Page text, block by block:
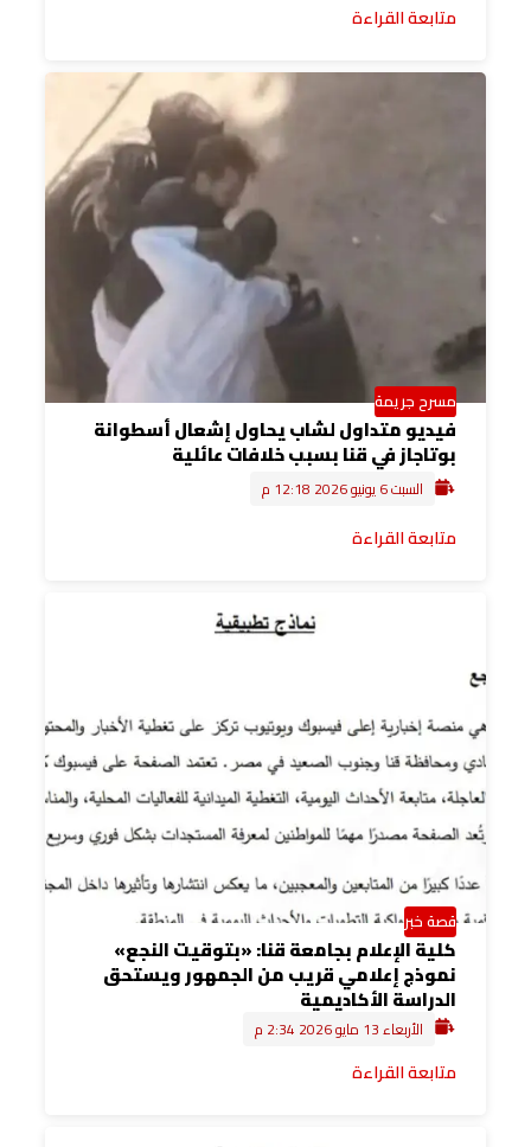
متابعة القراءة
مسرح جريمة
فيديو متداول لشاب يحاول إشعال أسطوانة
بوتاجاز في قنا بسبب خلافات عائلية
السبت 6 يونيو 2026 12:18 م
متابعة القراءة
قصة خبر
كلية الإعلام بجامعة قنا: «بتوقيت النجع»
نموذج إعلامي قريب من الجمهور ويستحق
الدراسة الأكاديمية
الأربعاء 13 مايو 2026 2:34 م
متابعة القراءة